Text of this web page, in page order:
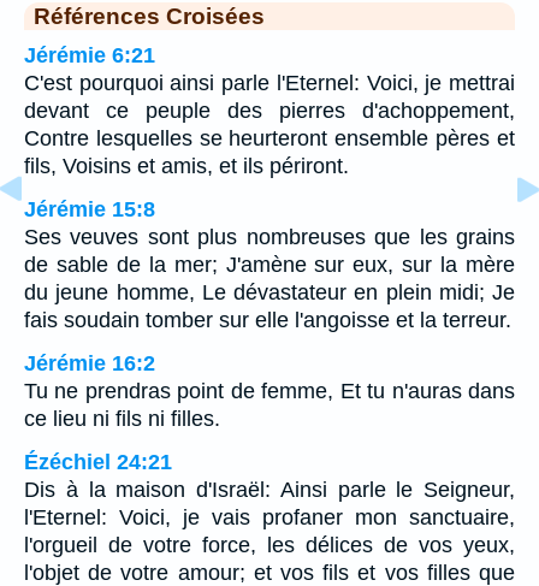
Références Croisées
Jérémie 6:21
C'est pourquoi ainsi parle l'Eternel: Voici, je mettrai
devant ce peuple des pierres d'achoppement,
Contre lesquelles se heurteront ensemble pères et
fils, Voisins et amis, et ils périront.
Jérémie 15:8
Ses veuves sont plus nombreuses que les grains
de sable de la mer; J'amène sur eux, sur la mère
du jeune homme, Le dévastateur en plein midi; Je
fais soudain tomber sur elle l'angoisse et la terreur.
Jérémie 16:2
Tu ne prendras point de femme, Et tu n'auras dans
ce lieu ni fils ni filles.
Ézéchiel 24:21
Dis à la maison d'Israël: Ainsi parle le Seigneur,
l'Eternel: Voici, je vais profaner mon sanctuaire,
l'orgueil de votre force, les délices de vos yeux,
l'objet de votre amour; et vos fils et vos filles que